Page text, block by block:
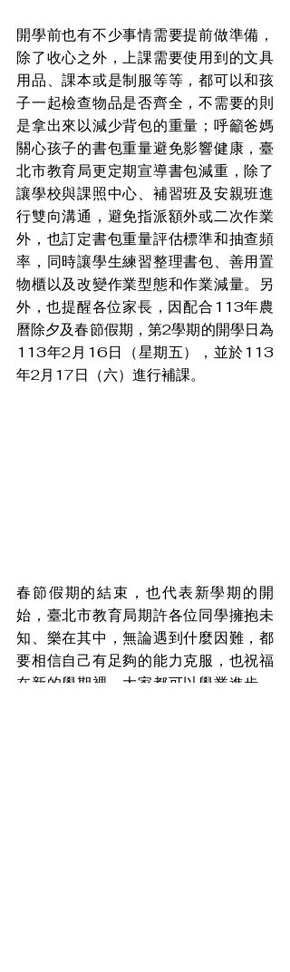
開學前也有不少事情需要提前做準備，
除了收心之外，上課需要使用到的文具
用品、課本或是制服等等，都可以和孩
子一起檢查物品是否齊全，不需要的則
是拿出來以減少背包的重量；呼籲爸媽
關心孩子的書包重量避免影響健康，臺
北市教育局更定期宣導書包減重，除了
讓學校與課照中心、補習班及安親班進
行雙向溝通，避免指派額外或二次作業
外，也訂定書包重量評估標準和抽查頻
率，同時讓學生練習整理書包、善用置
物櫃以及改變作業型態和作業減量。另
外，也提醒各位家長，因配合113年農
曆除夕及春節假期，第2學期的開學日為
113年2月16日（星期五），並於113
年2月17日（六）進行補課。
春節假期的結束，也代表新學期的開
始，臺北市教育局期許各位同學擁抱未
知、樂在其中，無論遇到什麼因難，都
要相信自己有足夠的能力克服，也祝福
在新的學期裡，大家都可以學業進步、